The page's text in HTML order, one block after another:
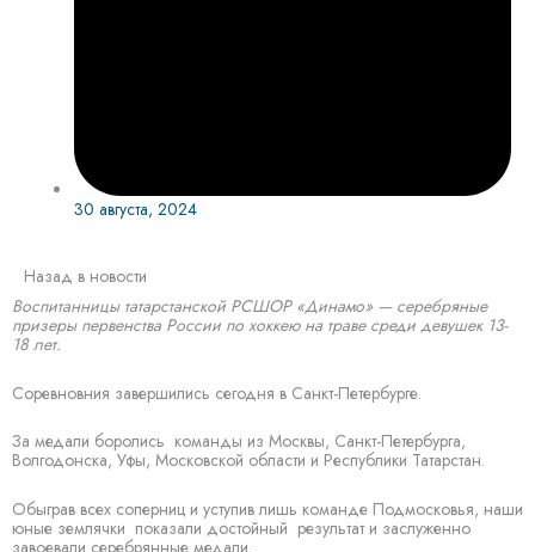
30 августа, 2024
Назад в новости
Воспитанницы татарстанской РСШОР «Динамо» — серебряные
призеры первенства России по хоккею на траве среди девушек 13-
18 лет.
Соревновния завершились сегодня в Санкт-Петербурге.
За медали боролись команды из Москвы, Санкт-Петербурга,
Волгодонска, Уфы, Московской области и Республики Татарстан.
Обыграв всех соперниц и уступив лишь команде Подмосковья, наши
юные землячки показали достойный результат и заслуженно
завоевали серебрянные медали.